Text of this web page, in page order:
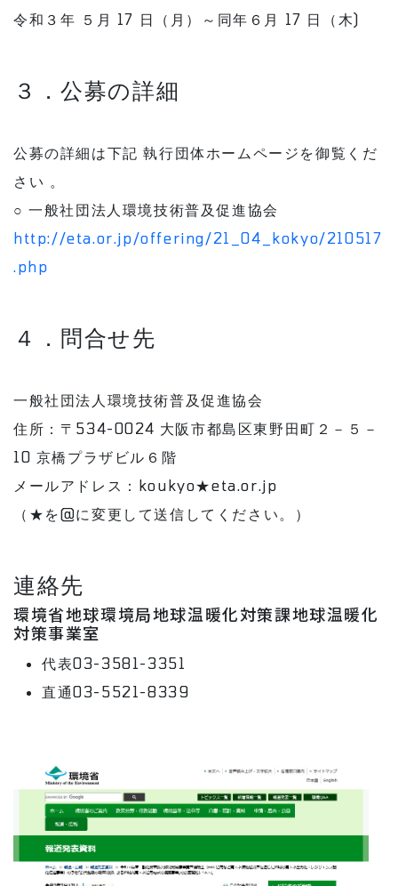
令和３年 ５月 17 日（月）～同年６月 17 日（木)
３．公募の詳細
公募の詳細は下記 執行団体ホームページを御覧くだ
さい 。
○ 一般社団法人環境技術普及促進協会
http://eta.or.jp/offering/21_04_kokyo/210517
.php
４．問合せ先
一般社団法人環境技術普及促進協会
住所：〒534-0024 大阪市都島区東野田町２－５－
10 京橋プラザビル６階
メールアドレス：koukyo★eta.or.jp
（★を@に変更して送信してください。）
連絡先
環境省地球環境局地球温暖化対策課地球温暖化
対策事業室
代表03-3581-3351
直通03-5521-8339